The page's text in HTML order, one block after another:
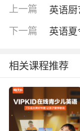
音乐术语多
词源内涵与中
中国学习者对
偏差率高达45%
“punctus
维。VIPKID采
后，学员的概
解码的必要性。
上一篇 英语厨
下一篇 英语夏
相关课程推荐